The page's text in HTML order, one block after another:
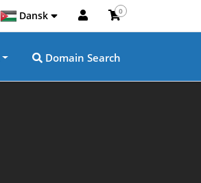
Dansk 0
Domain Search